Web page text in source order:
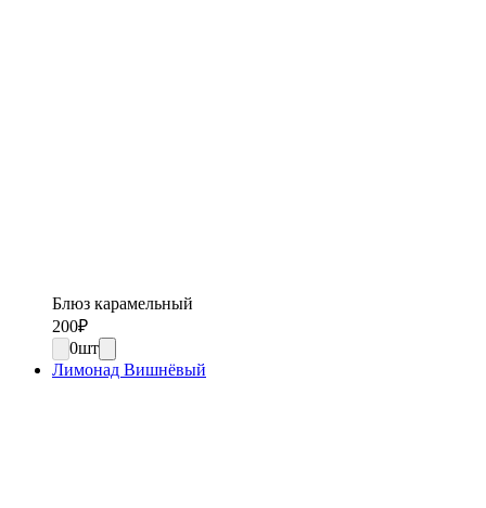
Блюз карамельный
200₽
0шт
Лимонад Вишнёвый